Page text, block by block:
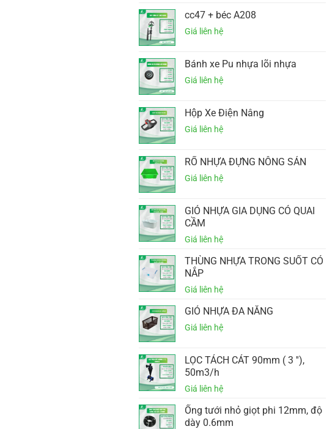
cc47 + béc A208
Bánh xe Pu nhựa lõi nhựa
Hộp Xe Điện Nâng
RỔ NHỰA ĐỰNG NÔNG SẢN
GIỎ NHỰA GIA DỤNG CÓ QUAI
CẦM
THÙNG NHỰA TRONG SUỐT CÓ
NẮP
GIỎ NHỰA ĐA NĂNG
LỌC TÁCH CÁT 90mm ( 3 ''),
50m3/h
Ống tưới nhỏ giọt phi 12mm, độ
dày 0.6mm